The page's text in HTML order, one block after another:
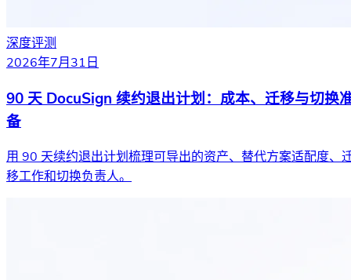
深度评测
2026年7月31日
90 天 DocuSign 续约退出计划：成本、迁移与切换
备
用 90 天续约退出计划梳理可导出的资产、替代方案适配度、
移工作和切换负责人。